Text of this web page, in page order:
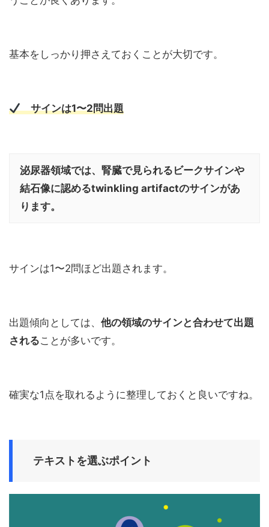
基本をしっかり押さえておくことが大切です。
サインは1〜2問出題
泌尿器領域では、腎臓で見られるビークサインや
結石像に認めるtwinkling artifactのサインがあ
ります。
サインは1〜2問ほど出題されます。
出題傾向としては、 他の領域のサインと合わせて出題
されることが多いです。
確実な1点を取れるように整理しておくと良いですね。
テキストを選ぶポイント